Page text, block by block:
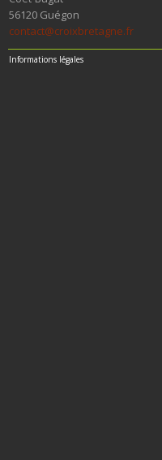
56120 Guégon
contact@croixbretagne.fr
Informations légales